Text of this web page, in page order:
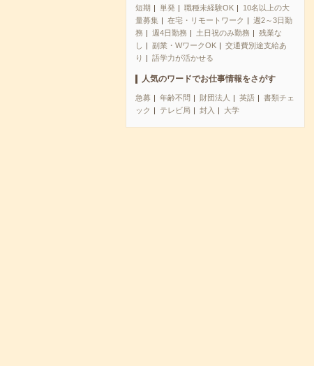
短期 単発 職種未経験OK
10名以上の大
量募集
在宅・リモートワーク
週2～3日勤
務
週4日勤務 土日祝のみ勤務
残業な
し
副業・WワークOK
交通費別途支給あ
り
語学力が活かせる
人気のワードでお仕事情報をさがす
急募 年齢不問 財団法人 英語
書類チェ
ック
テレビ局 封入 大学